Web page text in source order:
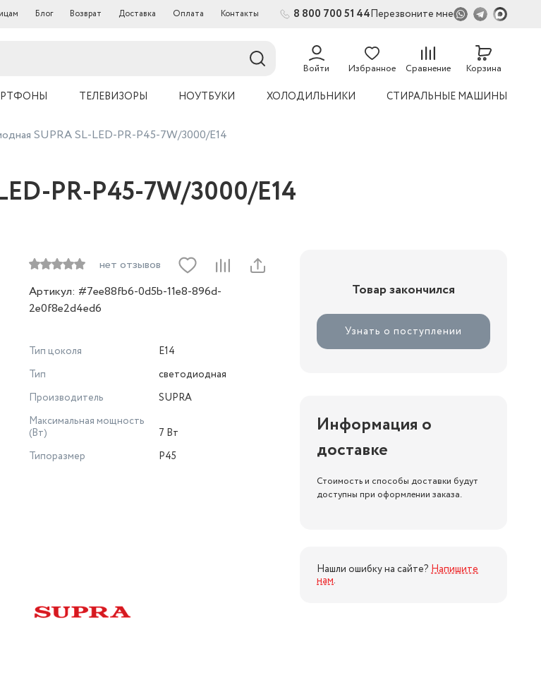
Блог Возврат Доставка Оплата Контакты 8 800 700 51 44Перезвоните мне
Войти Избранное Сравнение
54
Корзина
ТЕЛЕВИЗОРЫ НОУТБУКИ ХОЛОДИЛЬНИКИ СТИРАЛЬНЫЕ МАШИНЫ
SUPRA SL-LED-PR-P45-7W/3000/E14
PR-P45-7W/3000/E14
нет отзывов
Артикул: #7ee88fb6-0d5b-11e8-896d-
2e0f8e2d4ed6
Тип цоколя
E14
Тип
светодиодная
Производитель
SUPRA
Максимальная мощность
(Вт)
7 Вт
Типоразмер
P45
Товар закончился
Узнать о поступлении
Информация о
доставке
Стоимость и способы доставки будут
доступны при оформлении заказа.
Нашли ошибку на сайте? Напишите
нам.